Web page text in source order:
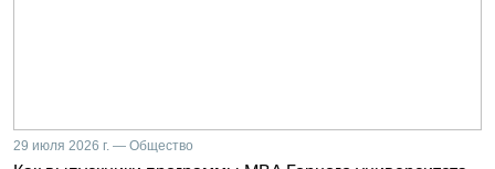
29 июля 2026 г. — Общество